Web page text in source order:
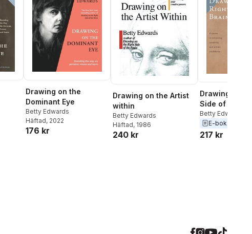
Drawing on the
Dominant Eye
Betty Edwards
Häftad, 2022
176 kr
Drawing on the Artist
within
Betty Edwards
Häftad, 1986
240 kr
Drawing on
Side of the
Betty Edwards
E-bok
217 kr